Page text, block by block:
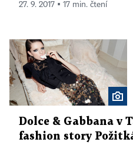
27. 9. 2017 ▪ 17 min. čtení
Dolce & Gabbana v
fashion story